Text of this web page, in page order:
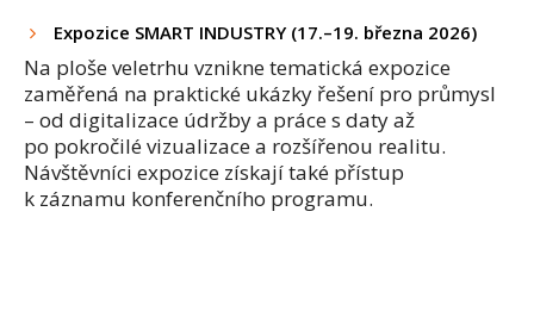
Expozice SMART INDUSTRY (17.–19. března 2026)
Na ploše veletrhu vznikne tematická expozice
zaměřená na praktické ukázky řešení pro průmysl
– od digitalizace údržby a práce s daty až
po pokročilé vizualizace a rozšířenou realitu.
Návštěvníci expozice získají také přístup
k záznamu konferenčního programu.